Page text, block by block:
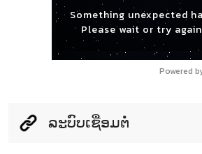
Something unexpected
Please wait or try
Powered
ລະບົບເຊື່ອມຕໍ່